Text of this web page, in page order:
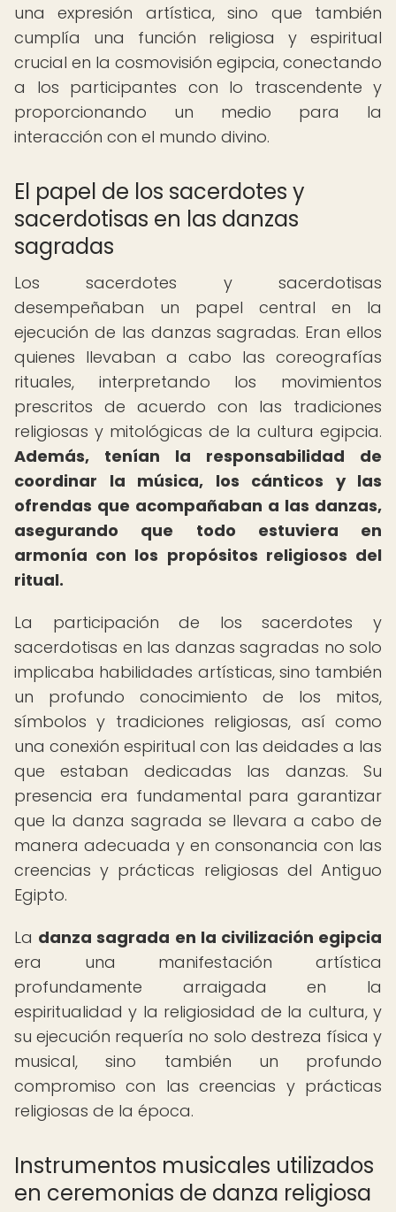
una expresión artística, sino que también
cumplía una función religiosa y espiritual
crucial en la cosmovisión egipcia, conectando
a los participantes con lo trascendente y
proporcionando un medio para la
interacción con el mundo divino.
El papel de los sacerdotes y
sacerdotisas en las danzas
sagradas
Los sacerdotes y sacerdotisas
desempeñaban un papel central en la
ejecución de las danzas sagradas. Eran ellos
quienes llevaban a cabo las coreografías
rituales, interpretando los movimientos
prescritos de acuerdo con las tradiciones
religiosas y mitológicas de la cultura egipcia.
Además, tenían la responsabilidad de
coordinar la música, los cánticos y las
ofrendas que acompañaban a las danzas,
asegurando que todo estuviera en
armonía con los propósitos religiosos del
ritual.
La participación de los sacerdotes y
sacerdotisas en las danzas sagradas no solo
implicaba habilidades artísticas, sino también
un profundo conocimiento de los mitos,
símbolos y tradiciones religiosas, así como
una conexión espiritual con las deidades a las
que estaban dedicadas las danzas. Su
presencia era fundamental para garantizar
que la danza sagrada se llevara a cabo de
manera adecuada y en consonancia con las
creencias y prácticas religiosas del Antiguo
Egipto.
La danza sagrada en la civilización egipcia
era una manifestación artística
profundamente arraigada en la
espiritualidad y la religiosidad de la cultura, y
su ejecución requería no solo destreza física y
musical, sino también un profundo
compromiso con las creencias y prácticas
religiosas de la época.
Instrumentos musicales utilizados
en ceremonias de danza religiosa